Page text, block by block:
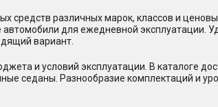
средств различных марок, классов и
для ежедневной эксплуатации.
вариант.
и условий эксплуатации. В каталоге
седаны. Разнообразие комплектаций и